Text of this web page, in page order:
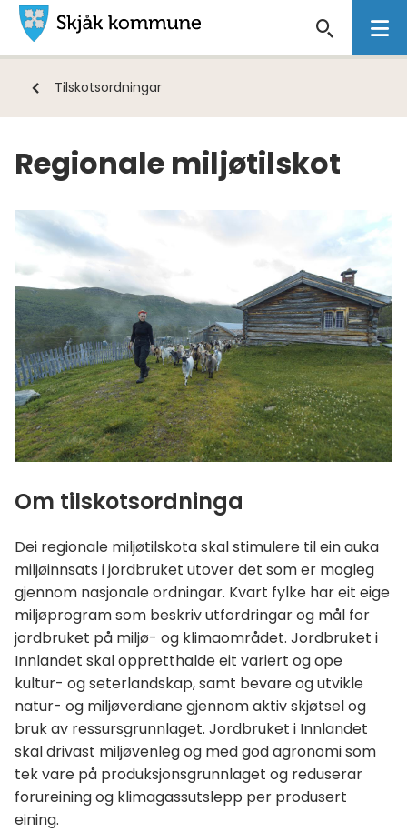
Skjåk
kommune
Du
Tilskotsordningar
Regionale miljøtilskot
Om tilskotsordninga
Dei regionale miljøtilskota skal stimulere til ein auka
miljøinnsats i jordbruket utover det som er mogleg
gjennom nasjonale ordningar. Kvart fylke har eit eige
miljøprogram som beskriv utfordringar og mål for
jordbruket på miljø- og klimaområdet. Jordbruket i
Innlandet skal oppretthalde eit variert og ope
kultur- og seterlandskap, samt bevare og utvikle
natur- og miljøverdiane gjennom aktiv skjøtsel og
bruk av ressursgrunnlaget. Jordbruket i Innlandet
skal drivast miljøvenleg og med god agronomi som
tek vare på produksjonsgrunnlaget og reduserar
forureining og klimagassutslepp per produsert
eining.